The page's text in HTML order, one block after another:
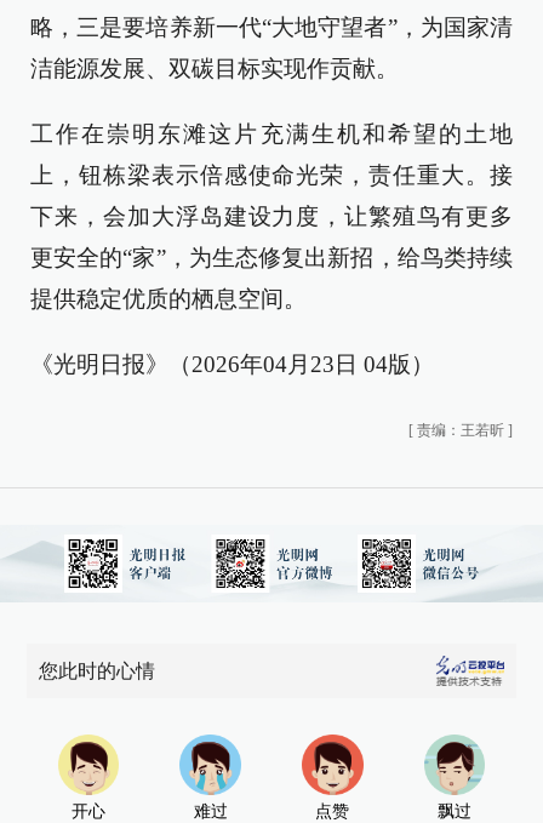
略，三是要培养新一代“大地守望者”，为国家清
洁能源发展、双碳目标实现作贡献。
工作在崇明东滩这片充满生机和希望的土地
上，钮栋梁表示倍感使命光荣，责任重大。接
下来，会加大浮岛建设力度，让繁殖鸟有更多
更安全的“家”，为生态修复出新招，给鸟类持续
提供稳定优质的栖息空间。
《光明日报》（2026年04月23日 04版）
[ 责编：王若昕 ]
您此时的心情
开心 难过 点赞 飘过